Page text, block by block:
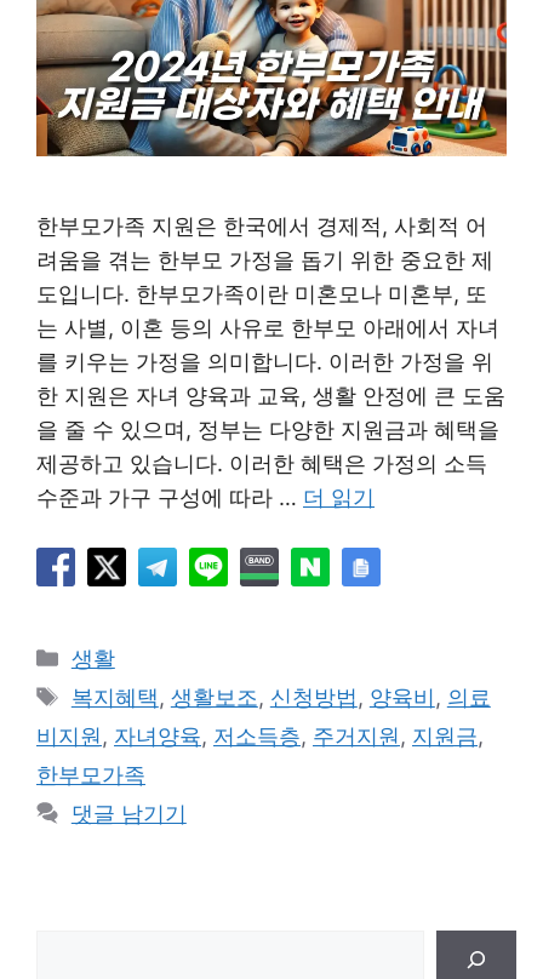
한부모가족 지원은 한국에서 경제적, 사회적 어
려움을 겪는 한부모 가정을 돕기 위한 중요한 제
도입니다. 한부모가족이란 미혼모나 미혼부, 또
는 사별, 이혼 등의 사유로 한부모 아래에서 자녀
를 키우는 가정을 의미합니다. 이러한 가정을 위
한 지원은 자녀 양육과 교육, 생활 안정에 큰 도움
을 줄 수 있으며, 정부는 다양한 지원금과 혜택을
제공하고 있습니다. 이러한 혜택은 가정의 소득
수준과 가구 구성에 따라 … 더 읽기
카
테
리
생활
태
그
복지혜택, 생활보조, 신청방법, 양육비, 의료
비지원, 자녀양육, 저소득층, 주거지원, 지원금,
한부모가족
댓글 남기기